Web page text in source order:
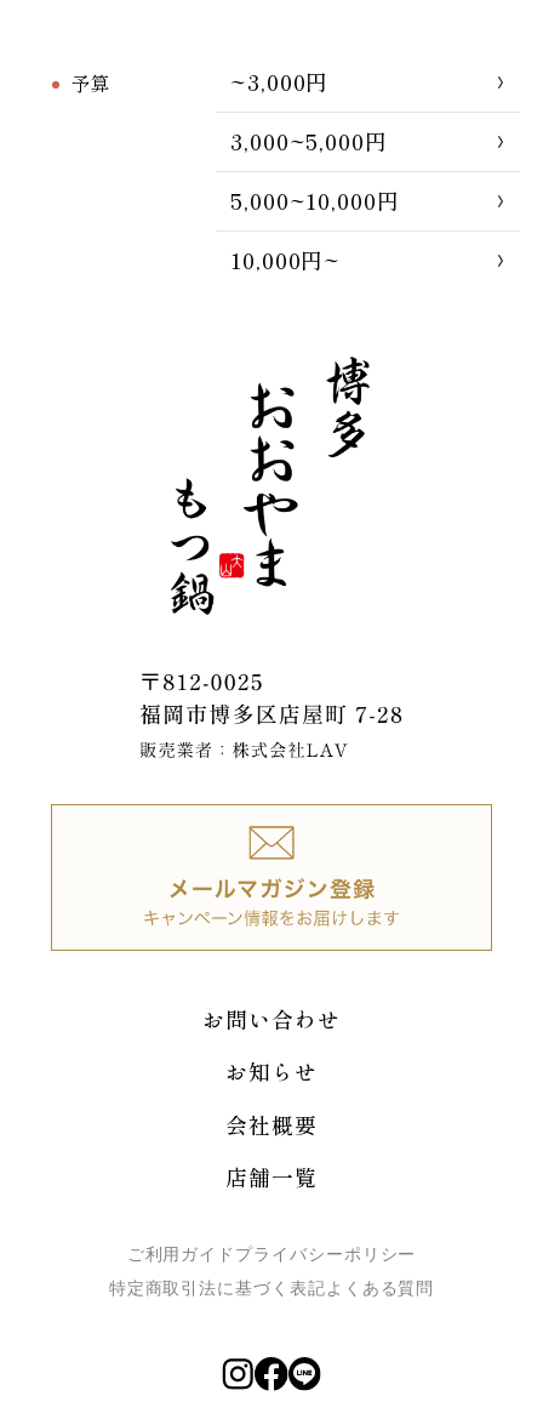
予算
~3,000円
3,000~5,000円
5,000~10,000円
10,000円~
お問い合わせ
お知らせ
会社概要
店舗一覧
ご利用ガイド プライバシーポリシー
特定商取引法に基づく表記よくある質問